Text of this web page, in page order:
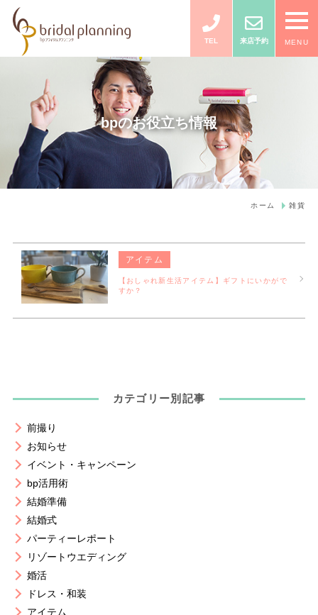
TEL 来店予約 MENU
bpのお役立ち情報
ホーム 雑貨
アイテム
【おしゃれ新生活アイテム】ギフトにいかがで
すか？
カテゴリー別記事
前撮り
お知らせ
イベント・キャンペーン
bp活用術
結婚準備
結婚式
パーティーレポート
リゾートウエディング
婚活
ドレス・和装
アイテム